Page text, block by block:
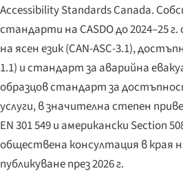
Accessibility Standards Canada.
стандарти на CASDO до 2024–25
на ясен език (CAN-ASC-3.1),
1.1) и стандарт за аварийна
образцов стандарт за
услуги, в значителна степен
EN 301 549 и американски Section
обществена консултация в края
публикуване през 2026 г.